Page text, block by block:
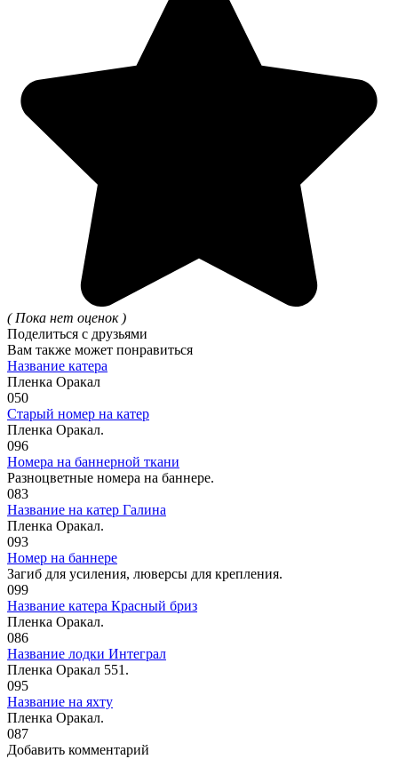
( Пока нет оценок )
Поделиться с друзьями
Вам также может понравиться
Название катера
Пленка Оракал
050
Старый номер на катер
Пленка Оракал.
096
Номера на баннерной ткани
Разноцветные номера на баннере.
083
Название на катер Галина
Пленка Оракал.
093
Номер на баннере
Загиб для усиления, люверсы для крепления.
099
Название катера Красный бриз
Пленка Оракал.
086
Название лодки Интеграл
Пленка Оракал 551.
095
Название на яхту
Пленка Оракал.
087
Добавить комментарий